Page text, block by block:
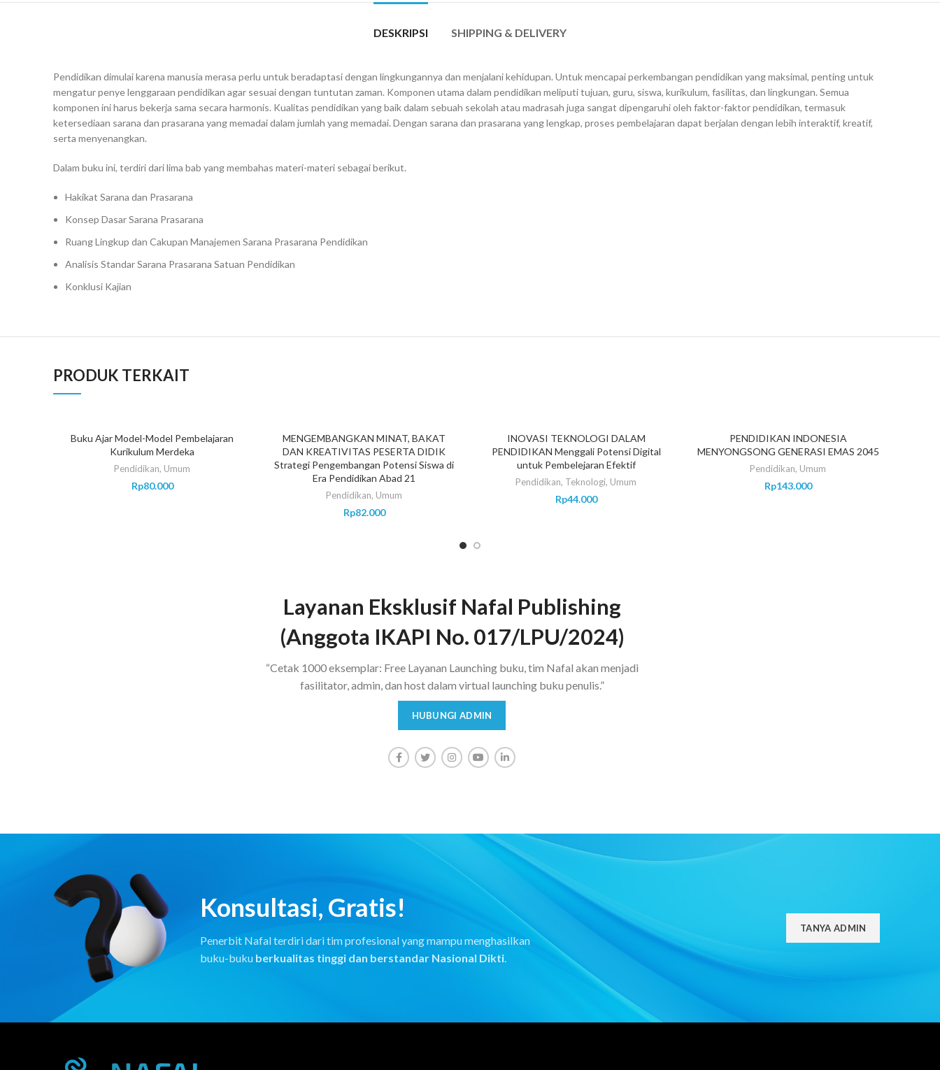
DESKRIPSI SHIPPING & DELIVERY
Pendidikan dimulai karena manusia merasa perlu untuk beradaptasi dengan lingkungannya dan menjalani kehidupan. Untuk mencapai perkembangan pendidikan yang maksimal, penting untuk
mengatur penye lenggaraan pendidikan agar sesuai dengan tuntutan zaman. Komponen utama dalam pendidikan meliputi tujuan, guru, siswa, kurikulum, fasilitas, dan lingkungan. Semua
komponen ini harus bekerja sama secara harmonis. Kualitas pendidikan yang baik dalam sebuah sekolah atau madrasah juga sangat dipengaruhi oleh faktor-faktor pendidikan, termasuk
ketersediaan sarana dan prasarana yang memadai dalam jumlah yang memadai. Dengan sarana dan prasarana yang lengkap, proses pembelajaran dapat berjalan dengan lebih interaktif, kreatif,
serta menyenangkan.
Dalam buku ini, terdiri dari lima bab yang membahas materi-materi sebagai berikut.
Hakikat Sarana dan Prasarana
Konsep Dasar Sarana Prasarana
Ruang Lingkup dan Cakupan Manajemen Sarana Prasarana Pendidikan
Analisis Standar Sarana Prasarana Satuan Pendidikan
Konklusi Kajian
PRODUK TERKAIT
Buku Ajar Model-Model Pembelajaran
Kurikulum Merdeka
Pendidikan, Umum
Rp80.000
MENGEMBANGKAN MINAT, BAKAT
DAN KREATIVITAS PESERTA DIDIK
Strategi Pengembangan Potensi Siswa di
Era Pendidikan Abad 21
Pendidikan, Umum
Rp82.000
INOVASI TEKNOLOGI DALAM
PENDIDIKAN Menggali Potensi Digital
untuk Pembelejaran Efektif
Pendidikan, Teknologi, Umum
Rp44.000
PENDIDIKAN INDONESIA
MENYONGSONG GENERASI EMAS 2045
Pendidikan, Umum
Rp143.000
Layanan Eksklusif Nafal Publishing
(Anggota IKAPI No. 017/LPU/2024)
“Cetak 1000 eksemplar: Free Layanan Launching buku, tim Nafal akan menjadi
fasilitator, admin, dan host dalam virtual launching buku penulis.”
HUBUNGI ADMIN
Konsultasi, Gratis!
Penerbit Nafal terdiri dari tim profesional yang mampu menghasilkan
buku-buku berkualitas tinggi dan berstandar Nasional Dikti.
TANYA ADMIN